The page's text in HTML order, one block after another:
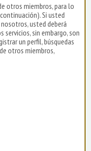
otros miembros, para lo
Si usted
usted deberá
sin embargo, son
un perfil, búsquedas
otros miembros,